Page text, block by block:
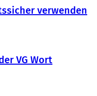
verwenden
VG Wort